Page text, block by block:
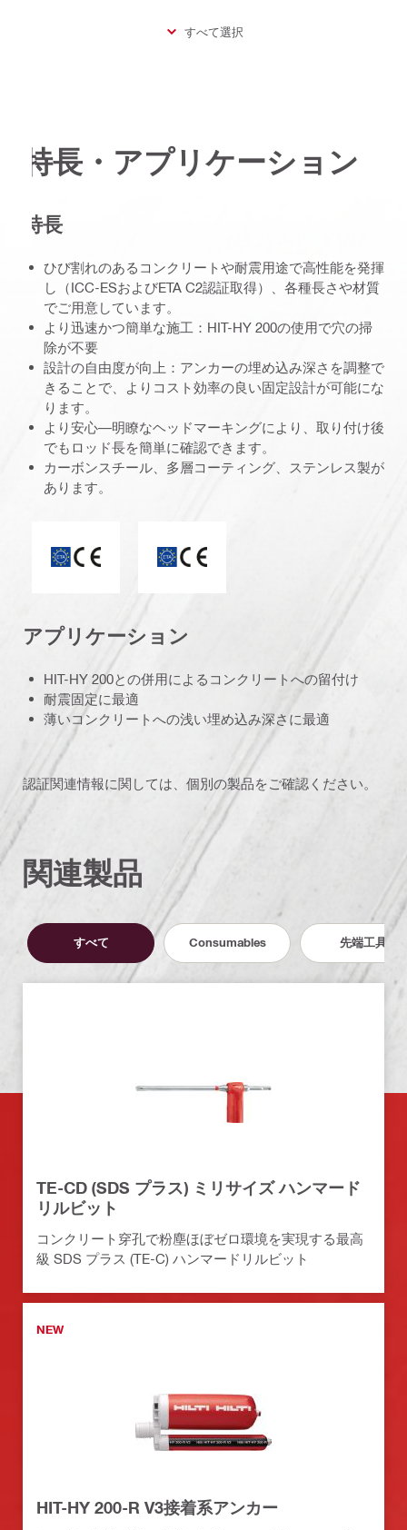
すべて選択
特長・アプリケーション
特長
ひび割れのあるコンクリートや耐震用途で高性能を発揮
し（ICC-ESおよびETA C2認証取得）、各種長さや材質
でご用意しています。
より迅速かつ簡単な施工：HIT-HY 200の使用で穴の掃
除が不要
設計の自由度が向上：アンカーの埋め込み深さを調整で
きることで、よりコスト効率の良い固定設計が可能にな
ります。
より安心—明瞭なヘッドマーキングにより、取り付け後
でもロッド長を簡単に確認できます。
カーボンスチール、多層コーティング、ステンレス製が
あります。
アプリケーション
HIT-HY 200との併用によるコンクリートへの留付け
耐震固定に最適
薄いコンクリートへの浅い埋め込み深さに最適
認証関連情報に関しては、個別の製品をご確認ください。
関連製品
すべて Consumables 先端工具
TE-CD (SDS プラス) ミリサイズ ハンマード
リルビット
コンクリート穿孔で粉塵ほぼゼロ環境を実現する最高
級 SDS プラス (TE-C) ハンマードリルビット
NEW
HIT-HY 200-R V3接着系アンカー